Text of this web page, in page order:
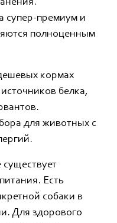
супер-премиум и
полноценным
кормах
белка,
для животных с
существует
Есть
собаки в
Для здорового